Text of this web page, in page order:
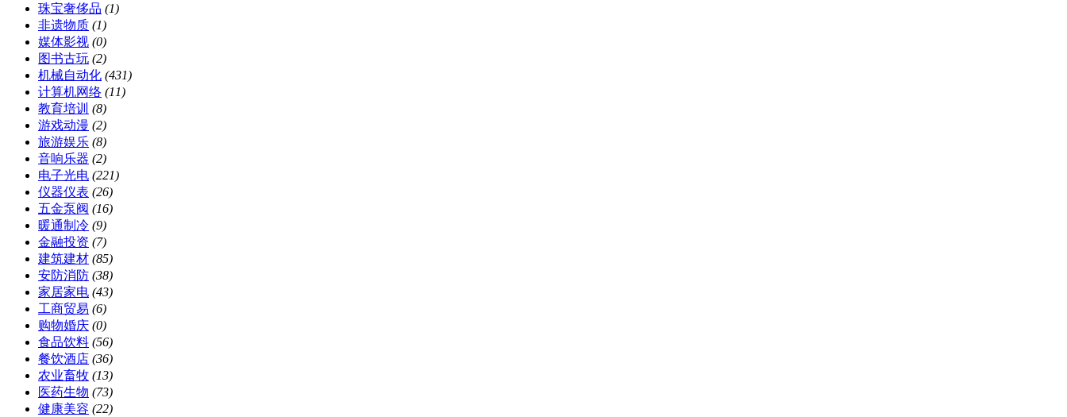
珠宝奢侈品 (1)
非遗物质 (1)
媒体影视 (0)
图书古玩 (2)
机械自动化 (431)
计算机网络 (11)
教育培训 (8)
游戏动漫 (2)
旅游娱乐 (8)
音响乐器 (2)
电子光电 (221)
仪器仪表 (26)
五金泵阀 (16)
暖通制冷 (9)
金融投资 (7)
建筑建材 (85)
安防消防 (38)
家居家电 (43)
工商贸易 (6)
购物婚庆 (0)
食品饮料 (56)
餐饮酒店 (36)
农业畜牧 (13)
医药生物 (73)
健康美容 (22)